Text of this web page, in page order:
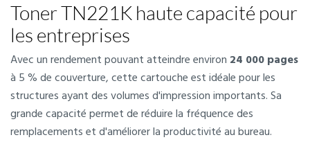
Toner TN221K haute capacité pour
les entreprises
Avec un rendement pouvant atteindre environ 24 000 pages
à 5 % de couverture, cette cartouche est idéale pour les
structures ayant des volumes d'impression importants. Sa
grande capacité permet de réduire la fréquence des
remplacements et d'améliorer la productivité au bureau.